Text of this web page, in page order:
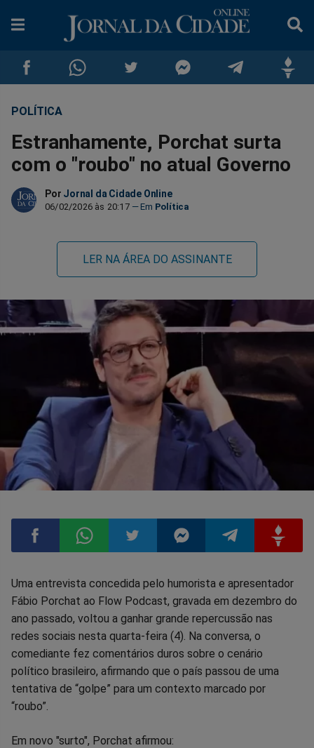
Compartilhar
no
Facebook
Compartilhar
no
Whatsapp
no
Twitter
no
Messenger
no
no
POLÍTICA
Estranhamente, Porchat surta
com o "roubo" no atual Governo
Por Jornal da Cidade Online
06/02/2026 às 20:17 Política
LER NA ÁREA DO ASSINANTE
Compartilhar
no
Facebook
Compartilhar
no
Whatsapp
Compartilhar
no
Twitter
Compartilhar
no
Messenger
Compartilhar
no
Telegram
no
Gettr
Uma entrevista concedida pelo humorista e apresentador
Fábio Porchat ao Flow Podcast, gravada em dezembro do
ano passado, voltou a ganhar grande repercussão nas
redes sociais nesta quarta-feira (4). Na conversa, o
comediante fez comentários duros sobre o cenário
político brasileiro, afirmando que o país passou de uma
tentativa de “golpe” para um contexto marcado por
“roubo”.
Em novo "surto", Porchat afirmou: